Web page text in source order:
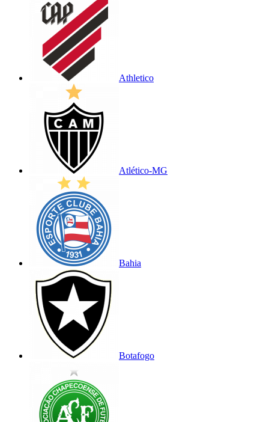
Athletico
Atlético-MG
Bahia
Botafogo